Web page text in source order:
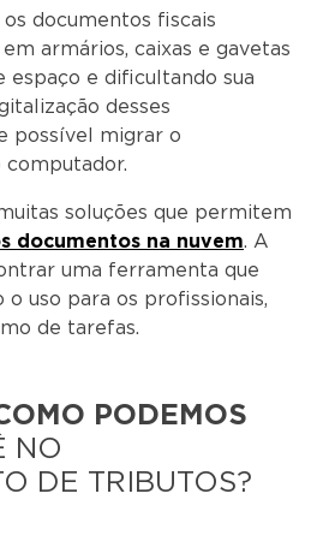
documentos fiscais
armários, caixas e gavetas
espaço e dificultando sua
desses
possível migrar o
soluções que permitem
documentos na nuvem. A
uma ferramenta que
uso para os profissionais,
de tarefas.
PODEMOS
NO
DE TRIBUTOS?